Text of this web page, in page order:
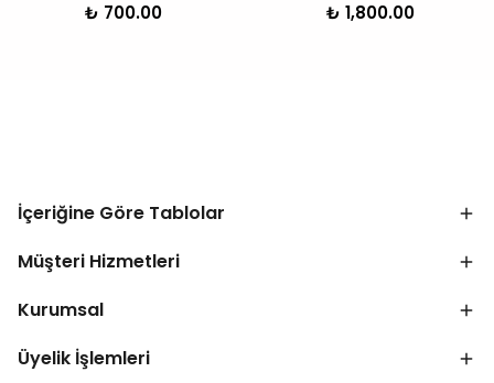
₺ 700.00 ₺ 1,800.00
İçeriğine Göre Tablolar
Müşteri Hizmetleri
Kurumsal
Üyelik İşlemleri